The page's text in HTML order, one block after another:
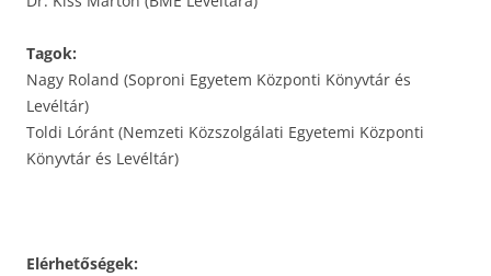
Tagok:
Nagy Roland (Soproni Egyetem Központi Könyvtár és
Levéltár)
Toldi Lóránt (Nemzeti Közszolgálati Egyetemi Központi
Könyvtár és Levéltár)
Elérhetőségek: